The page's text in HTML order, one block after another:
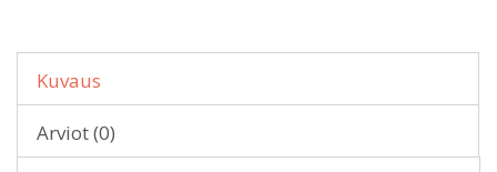
Kuvaus
Arviot (0)